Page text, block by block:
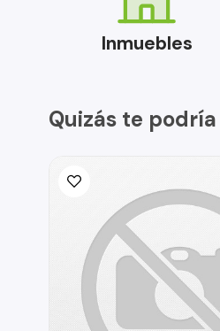
Inmuebles
Quizás te